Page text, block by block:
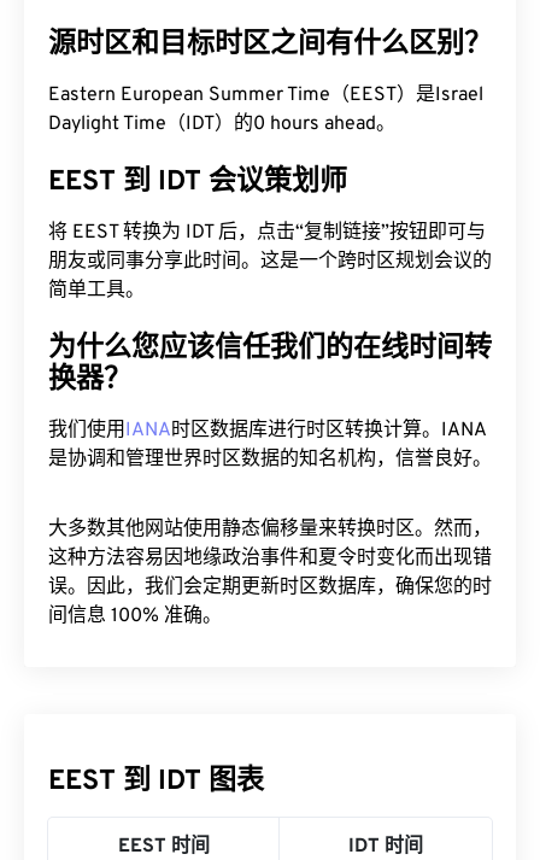
源时区和目标时区之间有什么区别？
Eastern European Summer Time（EEST）是Israel
Daylight Time（IDT）的0 hours ahead。
EEST 到 IDT 会议策划师
将 EEST 转换为 IDT 后，点击“复制链接”按钮即可与
朋友或同事分享此时间。这是一个跨时区规划会议的
简单工具。
为什么您应该信任我们的在线时间转
换器？
我们使用IANA时区数据库进行时区转换计算。IANA
是协调和管理世界时区数据的知名机构，信誉良好。
大多数其他网站使用静态偏移量来转换时区。然而，
这种方法容易因地缘政治事件和夏令时变化而出现错
误。因此，我们会定期更新时区数据库，确保您的时
间信息 100% 准确。
EEST 到 IDT 图表
EEST 时间 IDT 时间